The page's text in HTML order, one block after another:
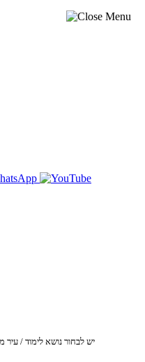
*יש לבחור נושא לימוד /